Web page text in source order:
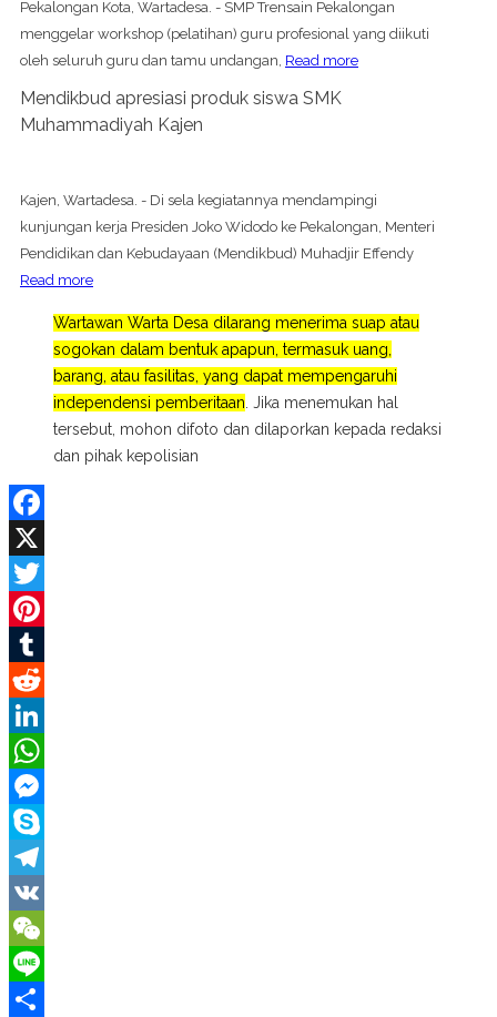
Pekalongan Kota, Wartadesa. - SMP Trensain Pekalongan
menggelar workshop (pelatihan) guru profesional yang diikuti
oleh seluruh guru dan tamu undangan, Read more
Mendikbud apresiasi produk siswa SMK
Muhammadiyah Kajen
Kajen, Wartadesa. - Di sela kegiatannya mendampingi
kunjungan kerja Presiden Joko Widodo ke Pekalongan, Menteri
Pendidikan dan Kebudayaan (Mendikbud) Muhadjir Effendy
Read more
Wartawan Warta Desa dilarang menerima suap atau
sogokan dalam bentuk apapun, termasuk uang,
barang, atau fasilitas, yang dapat mempengaruhi
independensi pemberitaan. Jika menemukan hal
tersebut, mohon difoto dan dilaporkan kepada redaksi
dan pihak kepolisian
Facebook
X
Twitter
Pinterest
Tumblr
Reddit
LinkedIn
WhatsApp
Messenger
Skype
Telegram
VK
WeChat
Line